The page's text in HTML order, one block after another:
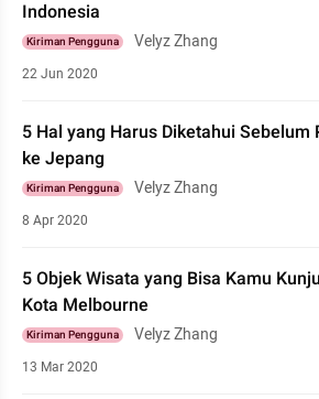
Indonesia
Kiriman Pengguna Velyz Zhang
22 Jun 2020
5 Hal yang Harus Diketahui Sebelum
ke Jepang
Kiriman Pengguna Velyz Zhang
8 Apr 2020
5 Objek Wisata yang Bisa Kamu
Kota Melbourne
Kiriman Pengguna Velyz Zhang
13 Mar 2020